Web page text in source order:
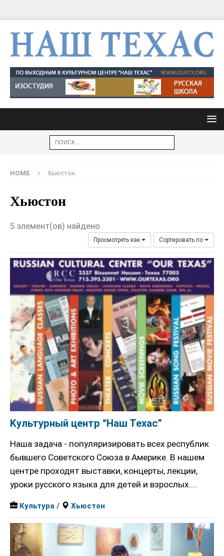
HOME Хьюстон
Хьюстон
5 элемент(ов) найдено
Просмотреть как Сортировать по
Kультурный центр “Наш Техас”
Наша задача - популяризировать всех республик
бывшего Советского Союза в Америке. В нашем
центре проходят выставки, концерты, лекции,
уроки русского языка для детей и взрослых....
Культура / Хьюстон